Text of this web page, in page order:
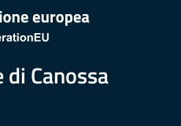
di Canossa